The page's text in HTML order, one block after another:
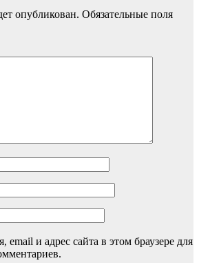
опубликован. Обязательные поля
email и адрес сайта в этом браузере для